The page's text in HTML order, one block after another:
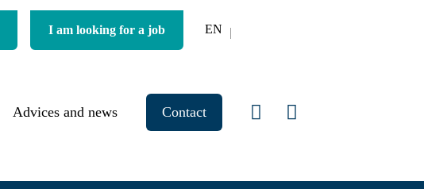
I am looking for a job EN
Advices and news Contact